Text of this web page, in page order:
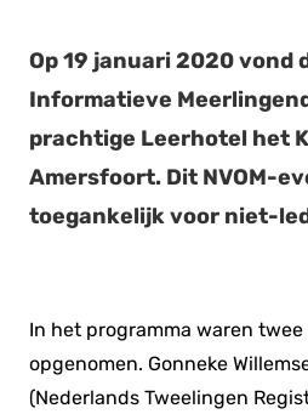
Op 19 januari 2020 vond
Informatieve
prachtige Leerhotel het
Amersfoort. Dit NVOM-
toegankelijk voor niet-
In het programma waren
opgenomen. Gonneke
(Nederlands Tweelingen